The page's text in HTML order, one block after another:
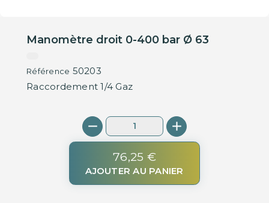
Manomètre droit 0-400 bar Ø 63
Référence 50203
Raccordement 1/4 Gaz
76,25 €
AJOUTER AU PANIER